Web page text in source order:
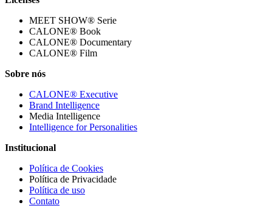
MEET SHOW® Serie
CALONE® Book
CALONE® Documentary
CALONE® Film
Sobre nós
CALONE® Executive
Brand Intelligence
Media Intelligence
Intelligence for Personalities
Institucional
Política de Cookies
Política de Privacidade
Política de uso
Contato